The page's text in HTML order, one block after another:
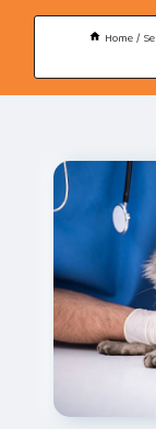
Home